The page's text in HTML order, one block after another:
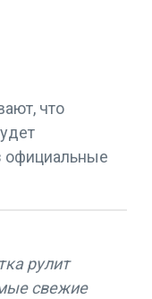
что
официальные
рулит
свежие